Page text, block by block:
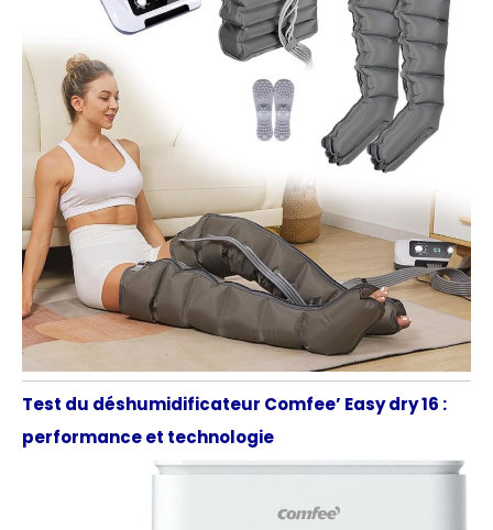
Test du déshumidificateur Comfee’ Easy dry 16 :
performance et technologie